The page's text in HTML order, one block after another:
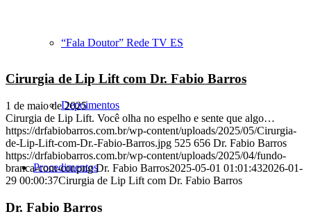
“Fala Doutor” Rede TV ES
Depoimentos
Procedimentos
Cirurgia de Lip Lift com Dr. Fabio Barros
1 de maio de 2025
Cirurgia de Lip Lift. Você olha no espelho e sente que algo…
https://drfabiobarros.com.br/wp-content/uploads/2025/05/Cirurgia-
de-Lip-Lift-com-Dr.-Fabio-Barros.jpg 525 656 Dr. Fabio Barros
https://drfabiobarros.com.br/wp-content/uploads/2025/04/fundo-
branca-com-cor.png Dr. Fabio Barros2025-05-01 01:01:432026-01-
29 00:00:37Cirurgia de Lip Lift com Dr. Fabio Barros
Dr. Fabio Barros